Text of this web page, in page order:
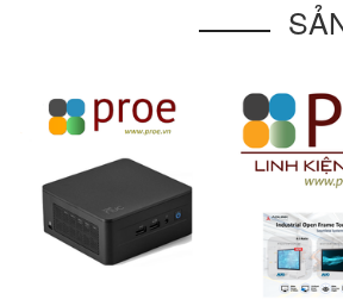
holes for varied mounting demands
computing system equipped with wide
for diversified self-service and
21.5" FHD Pcap, N4200, 4G RAM, 128G